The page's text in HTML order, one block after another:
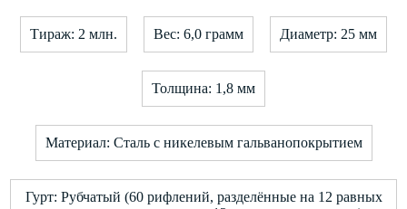
Тираж: 2 млн. Вес: 6,0 грамм Диаметр: 25 мм
Толщина: 1,8 мм
Материал: Сталь с никелевым гальванопокрытием
Гурт: Рубчатый (60 рифлений, разделённые на 12 равных